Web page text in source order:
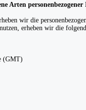
Arten
wir die
erheben wir die
(GMT)